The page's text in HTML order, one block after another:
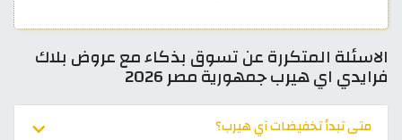
الاسئلة المتكررة عن تسوق بذكاء مع عروض بلاك
فرايدي اي هيرب جمهورية مصر 2026
متى تبدأ تخفيضات آي هيرب؟